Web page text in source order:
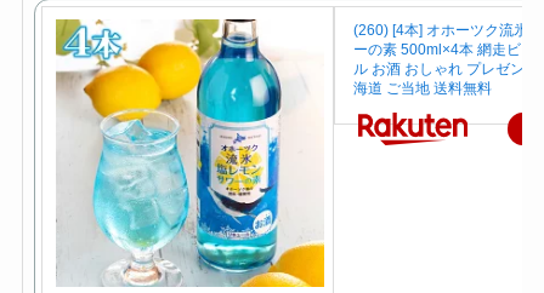
(260) [4本] オホーツク流氷
ーの素 500ml×4本 網走ビー
ル お酒 おしゃれ プレゼント
海道 ご当地 送料無料